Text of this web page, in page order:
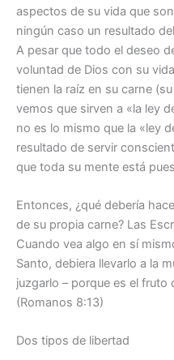
aspectos de su vida que
ningún caso un resultado
A pesar que todo el deseo
voluntad de Dios con su
tienen la raíz en su carne
vemos que sirven a «la ley
no es lo mismo que la «ley
resultado de servir
que toda su mente está
Entonces, ¿qué debería
de su propia carne? Las
Cuando vea algo en sí
Santo, debiera llevarlo a la
juzgarlo – porque es el fruto
(Romanos 8:13)
Dos tipos de libertad